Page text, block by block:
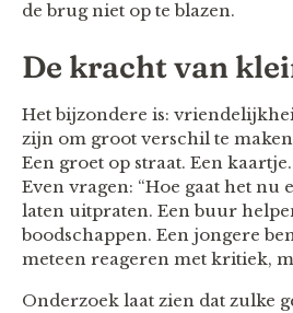
de brug niet op te blazen.
De kracht van
Het bijzondere is:
zijn om groot verschil te
Een groet op straat. Een
Even vragen: “Hoe gaat het nu
laten uitpraten. Een buur
boodschappen. Een jongere
meteen reageren met kritiek,
Onderzoek laat zien dat zulke